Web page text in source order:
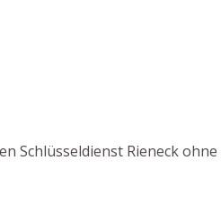
Rieneck ohne